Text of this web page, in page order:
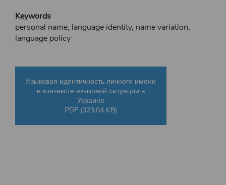
Keywords
personal name, language identity, name variation,
language policy
Языковая идентичность личного имени
в контексте языковой ситуации в
Украине
PDF (323.04 KB)